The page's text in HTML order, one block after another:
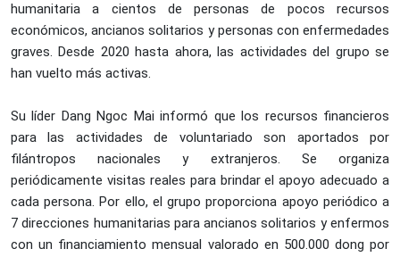
humanitaria a cientos de personas de pocos recursos
económicos, ancianos solitarios y personas con enfermedades
graves. Desde 2020 hasta ahora, las actividades del grupo se
han vuelto más activas.
Su líder Dang Ngoc Mai informó que los recursos financieros
para las actividades de voluntariado son aportados por
filántropos nacionales y extranjeros. Se organiza
periódicamente visitas reales para brindar el apoyo adecuado a
cada persona. Por ello, el grupo proporciona apoyo periódico a
7 direcciones humanitarias para ancianos solitarios y enfermos
con un financiamiento mensual valorado en 500.000 dong por